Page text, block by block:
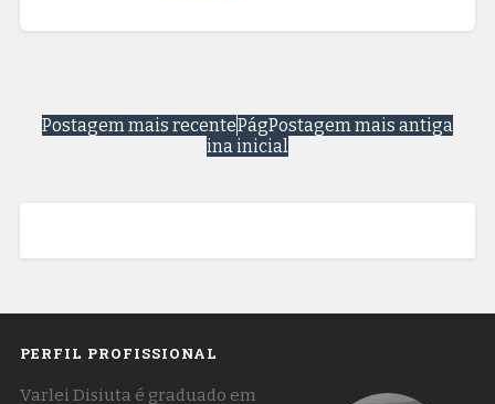
Postagem mais recente Postagem mais antiga
Pág
ina inicial
PERFIL PROFISSIONAL
Varlei Disiuta é graduado em